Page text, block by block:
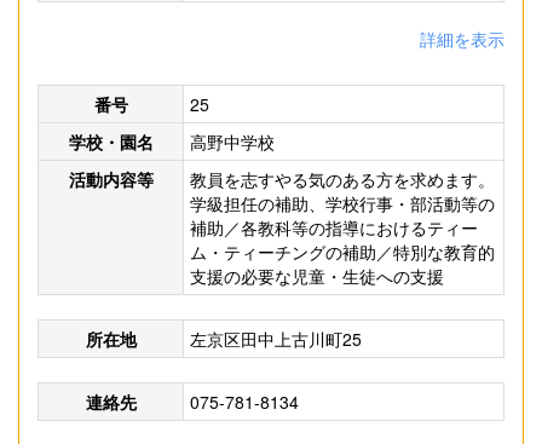
詳細を表示
番号
25
学校・園名
高野中学校
活動内容等
教員を志すやる気のある方を求めます。
学級担任の補助、学校行事・部活動等の
補助／各教科等の指導におけるティー
ム・ティーチングの補助／特別な教育的
支援の必要な児童・生徒への支援
所在地 左京区田中上古川町25
連絡先 075-781-8134